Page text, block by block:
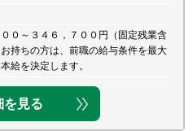
０～３４６，７００円（固定残業含
ちの方は、前職の給与条件を最大
給を決定します。
を見る